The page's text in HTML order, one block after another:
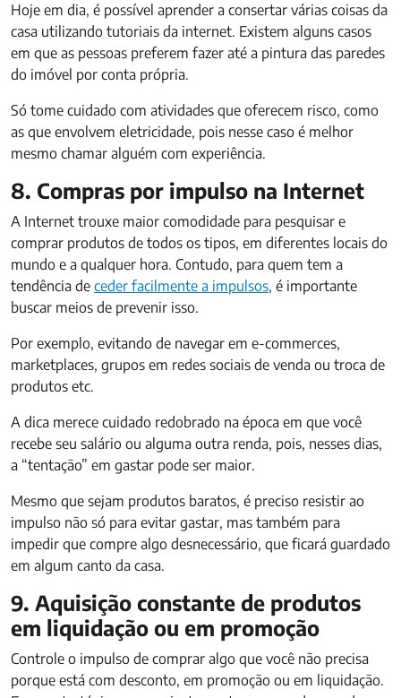
Hoje em dia, é possível aprender a consertar várias coisas da
casa utilizando tutoriais da internet. Existem alguns casos
em que as pessoas preferem fazer até a pintura das paredes
do imóvel por conta própria.
Só tome cuidado com atividades que oferecem risco, como
as que envolvem eletricidade, pois nesse caso é melhor
mesmo chamar alguém com experiência.
8. Compras por impulso na Internet
A Internet trouxe maior comodidade para pesquisar e
comprar produtos de todos os tipos, em diferentes locais do
mundo e a qualquer hora. Contudo, para quem tem a
tendência de ceder facilmente a impulsos, é importante
buscar meios de prevenir isso.
Por exemplo, evitando de navegar em e-commerces,
marketplaces, grupos em redes sociais de venda ou troca de
produtos etc.
A dica merece cuidado redobrado na época em que você
recebe seu salário ou alguma outra renda, pois, nesses dias,
a “tentação” em gastar pode ser maior.
Mesmo que sejam produtos baratos, é preciso resistir ao
impulso não só para evitar gastar, mas também para
impedir que compre algo desnecessário, que ficará guardado
em algum canto da casa.
9. Aquisição constante de produtos
em liquidação ou em promoção
Controle o impulso de comprar algo que você não precisa
porque está com desconto, em promoção ou em liquidação.